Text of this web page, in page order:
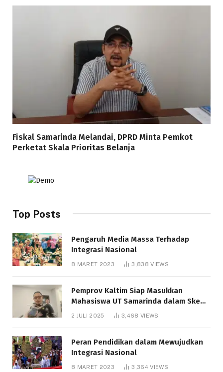
Fiskal Samarinda Melandai, DPRD Minta Pemkot
Perketat Skala Prioritas Belanja
Top Posts
Pengaruh Media Massa Terhadap
Integrasi Nasional
8 MARET 2023 3,838VIEWS
Pemprov Kaltim Siap Masukkan
Mahasiswa UT Samarinda dalam Skema
Bantuan Pendidikan Gratispol
2 JULI 2025 3,468 VIEWS
Peran Pendidikan dalam Mewujudkan
Integrasi Nasional
8 MARET 2023 3,364VIEWS